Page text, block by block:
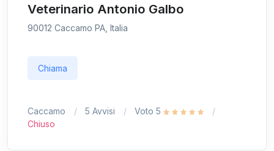
Veterinario Antonio Galbo
90012 Caccamo PA, Italia
Chiama
Caccamo 5 Avvisi
Voto 5
Chiuso